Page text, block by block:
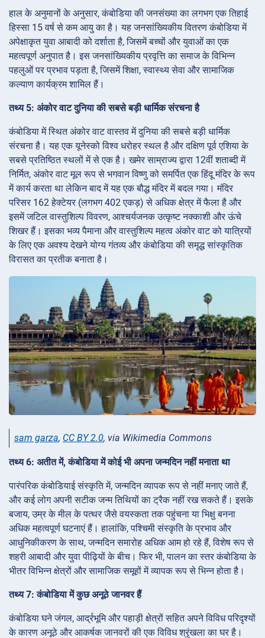
हाल के अनुमानों के अनुसार, कंबोडिया की जनसंख्या का लगभग एक तिहाई
हिस्सा 15 वर्ष से कम आयु का है। यह जनसांख्यिकीय वितरण कंबोडिया में
अपेक्षाकृत युवा आबादी को दर्शाता है, जिसमें बच्चों और युवाओं का एक
महत्वपूर्ण अनुपात है। इस जनसांख्यिकीय प्रवृत्ति का समाज के विभिन्न
पहलुओं पर प्रभाव पड़ता है, जिसमें शिक्षा, स्वास्थ्य सेवा और सामाजिक
कल्याण कार्यक्रम शामिल हैं।
तथ्य 5: अंकोर वाट दुनिया की सबसे बड़ी धार्मिक संरचना है
कंबोडिया में स्थित अंकोर वाट वास्तव में दुनिया की सबसे बड़ी धार्मिक
संरचना है। यह एक यूनेस्को विश्व धरोहर स्थल है और दक्षिण पूर्व एशिया के
सबसे प्रतिष्ठित स्थलों में से एक है। खमेर साम्राज्य द्वारा 12वीं शताब्दी में
निर्मित, अंकोर वाट मूल रूप से भगवान विष्णु को समर्पित एक हिंदू मंदिर के रूप
में कार्य करता था लेकिन बाद में यह एक बौद्ध मंदिर में बदल गया। मंदिर
परिसर 162 हेक्टेयर (लगभग 402 एकड़) से अधिक क्षेत्र में फैला है और
इसमें जटिल वास्तुशिल्प विवरण, आश्चर्यजनक उत्कृष्ट नक्काशी और ऊंचे
शिखर हैं। इसका भव्य पैमाना और वास्तुशिल्प महत्व अंकोर वाट को यात्रियों
के लिए एक अवश्य देखने योग्य गंतव्य और कंबोडिया की समृद्ध सांस्कृतिक
विरासत का प्रतीक बनाता है।
sam garza, CC BY 2.0, via Wikimedia Commons
तथ्य 6: अतीत में, कंबोडिया में कोई भी अपना जन्मदिन नहीं मनाता था
पारंपरिक कंबोडियाई संस्कृति में, जन्मदिन व्यापक रूप से नहीं मनाए जाते हैं,
और कई लोग अपनी सटीक जन्म तिथियों का ट्रैक नहीं रख सकते हैं। इसके
बजाय, उम्र के मील के पत्थर जैसे वयस्कता तक पहुंचना या भिक्षु बनना
अधिक महत्वपूर्ण घटनाएं हैं। हालांकि, पश्चिमी संस्कृति के प्रभाव और
आधुनिकीकरण के साथ, जन्मदिन समारोह अधिक आम हो रहे हैं, विशेष रूप से
शहरी आबादी और युवा पीढ़ियों के बीच। फिर भी, पालन का स्तर कंबोडिया के
भीतर विभिन्न क्षेत्रों और सामाजिक समूहों में व्यापक रूप से भिन्न होता है।
तथ्य 7: कंबोडिया में कुछ अनूठे जानवर हैं
कंबोडिया घने जंगल, आर्द्रभूमि और पहाड़ी क्षेत्रों सहित अपने विविध परिदृश्यों
के कारण अनूठे और आकर्षक जानवरों की एक विविध श्रृंखला का घर है।